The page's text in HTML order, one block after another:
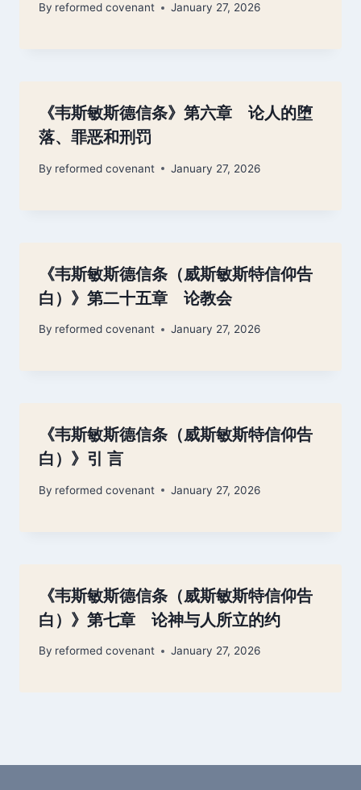
By reformed covenant January 27, 2026
《韦斯敏斯德信条》第六章 论人的堕
落、罪恶和刑罚
By reformed covenant January 27, 2026
《韦斯敏斯德信条（威斯敏斯特信仰告
白）》第二十五章 论教会
By reformed covenant January 27, 2026
《韦斯敏斯德信条（威斯敏斯特信仰告
白）》引 言
By reformed covenant January 27, 2026
《韦斯敏斯德信条（威斯敏斯特信仰告
白）》第七章 论神与人所立的约
By reformed covenant January 27, 2026